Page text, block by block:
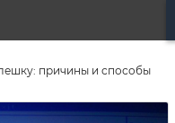
причины и способы